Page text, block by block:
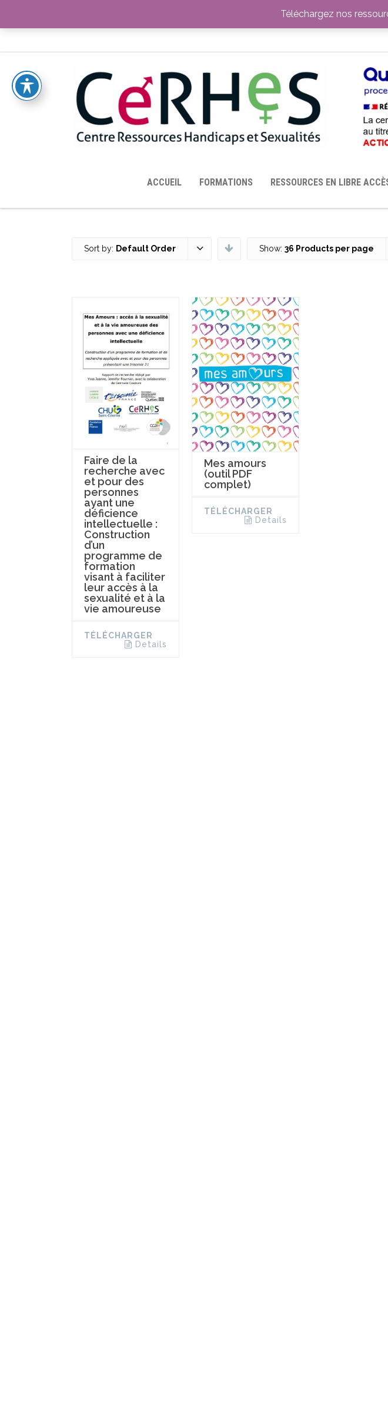
TOUTES LES RESSOURCES MISES À DISPOSITION PAR LE CERHES®
ACCUEIL FORMATIONS RESSOURCES EN LIBRE
Sort by: Default Order Show: 36 Products per page
Faire de la
recherche avec
et pour des
personnes
ayant une
déficience
intellectuelle :
Construction
d’un
programme de
formation
visant à faciliter
leur accès à la
sexualité et à la
vie amoureuse
TÉLÉCHARGER
Details
Mes amours
(outil PDF
complet)
TÉLÉCHARGER
Details
Téléchargez nos